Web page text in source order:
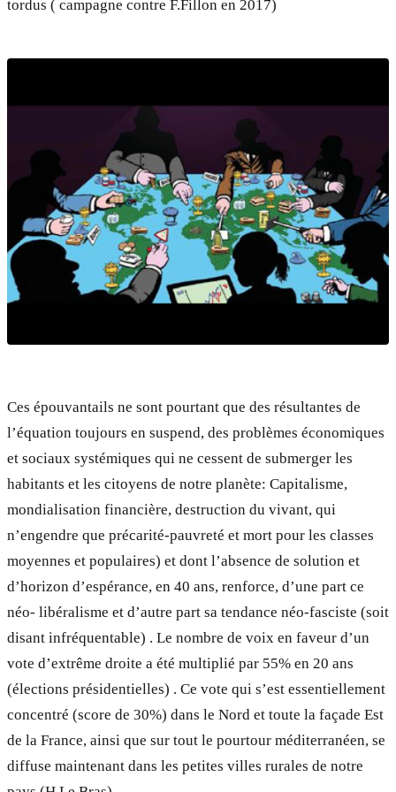
tordus ( campagne contre F.Fillon en 2017)
Ces épouvantails ne sont pourtant que des résultantes de
l’équation toujours en suspend, des problèmes économiques
et sociaux systémiques qui ne cessent de submerger les
habitants et les citoyens de notre planète: Capitalisme,
mondialisation financière, destruction du vivant, qui
n’engendre que précarité-pauvreté et mort pour les classes
moyennes et populaires) et dont l’absence de solution et
d’horizon d’espérance, en 40 ans, renforce, d’une part ce
néo- libéralisme et d’autre part sa tendance néo-fasciste (soit
disant infréquentable) . Le nombre de voix en faveur d’un
vote d’extrême droite a été multiplié par 55% en 20 ans
(élections présidentielles) . Ce vote qui s’est essentiellement
concentré (score de 30%) dans le Nord et toute la façade Est
de la France, ainsi que sur tout le pourtour méditerranéen, se
diffuse maintenant dans les petites villes rurales de notre